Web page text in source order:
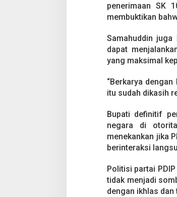
0
0
r
s
e
,
B
u
t
i
T
r
u
s
penerimaan SK
membuktikan
Samahuddin
dapat
yang maksimal
“Berkarya
itu sudah dikasih
Bupati definitif
negara di
menekankan jika
berinteraksi
Politisi partai
tidak menjadi
dengan ikhlas dan